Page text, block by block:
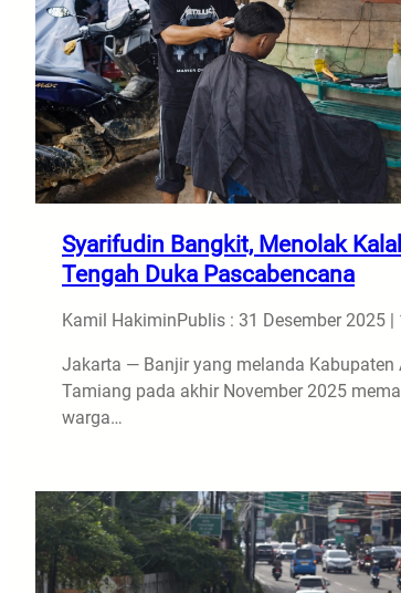
Syarifudin Bangkit, Menolak
Tengah Duka Pascabencana
Kamil HakiminPublis : 31 Desember 2025 |
Jakarta — Banjir yang melanda Kabupaten
Tamiang pada akhir November 2025
warga…